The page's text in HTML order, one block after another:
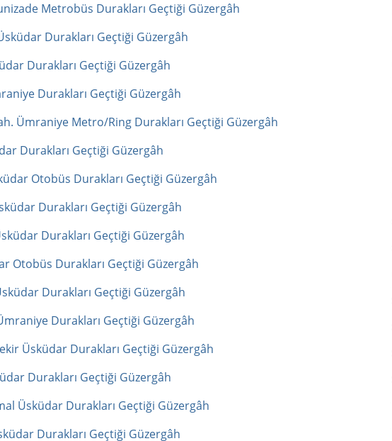
Metrobüs Durakları Geçtiği Güzergâh
Durakları Geçtiği Güzergâh
Durakları Geçtiği Güzergâh
Durakları Geçtiği Güzergâh
Ümraniye Metro/Ring Durakları Geçtiği Güzergâh
Durakları Geçtiği Güzergâh
Otobüs Durakları Geçtiği Güzergâh
Durakları Geçtiği Güzergâh
Durakları Geçtiği Güzergâh
Otobüs Durakları Geçtiği Güzergâh
Durakları Geçtiği Güzergâh
Durakları Geçtiği Güzergâh
Üsküdar Durakları Geçtiği Güzergâh
Durakları Geçtiği Güzergâh
Üsküdar Durakları Geçtiği Güzergâh
Durakları Geçtiği Güzergâh